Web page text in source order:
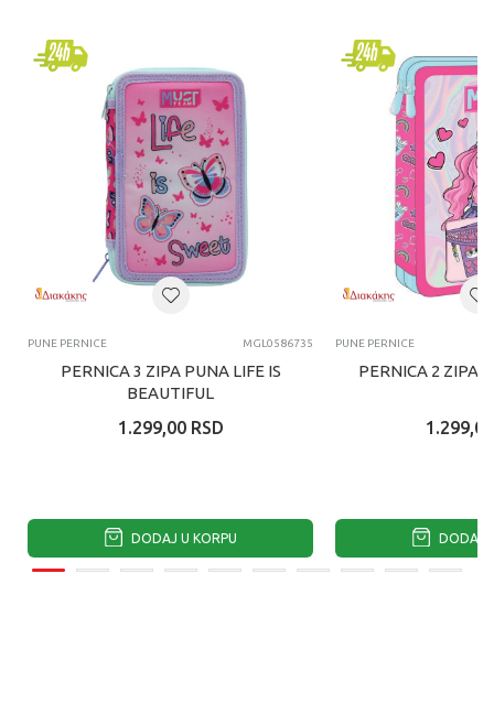
PUNE PERNICE MGL0586735
PERNICA 3 ZIPA PUNA LIFE IS
BEAUTIFUL
1.299,00 RSD
DODAJ U KORPU
PUNE PERNICE
PERNICA 2 ZIPA
1.299,00
DODAJ